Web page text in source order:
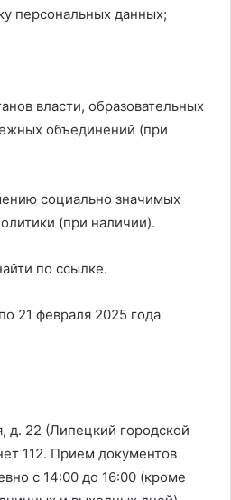
персональных данных;
власти, образовательных
объединений (при
социально значимых
(при наличии).
по ссылке.
21 февраля 2025 года
д. 22 (Липецкий городской
112. Прием документов
с 14:00 до 16:00 (кроме